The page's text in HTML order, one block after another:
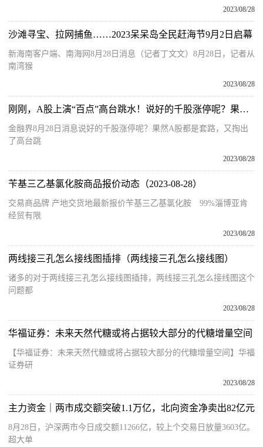
2023/08/28
沙滩寻宝、拉网捕鱼……2023呆呆岛全民赶海节9月2日启幕
新海南客户端、南海网8月28日消息（记者丁文文）8月28日，记者从
南湾猴
2023/08/28
刚刚，A股上演“百点”高台跳水！说好的千股涨停呢？果然A股都是套路，网友调侃：得亏没延长交易时间，不然A股它真敢绿
金融界8月28日消息说好的千股涨停呢？果然A股都是套路，又掏出
了高台跳
2023/08/28
苄基三乙基氯化胺商品报价动态（2023-08-28）
交易商品牌 产地交货地最新报价苄基三乙基氯化胺 99%淄博亚肯
经贸有限
2023/08/28
两线接三孔怎么接线图插排（两线接三孔怎么接线图）
诸多的对于两线接三孔怎么接线图插排，两线接三孔怎么接线图这个
问题都
2023/08/28
华福证券：未来天然代糖或将占据较大部分的代糖增量空间
【华福证券：未来天然代糖或将占据较大部分的代糖增量空间】华福
证券研
2023/08/28
主力资金｜两市成交额突破1.1万亿，北向资金净卖出82亿元
8月28日，沪深两市今日成交额11266亿，较上个交易日放量3603亿。
超大单